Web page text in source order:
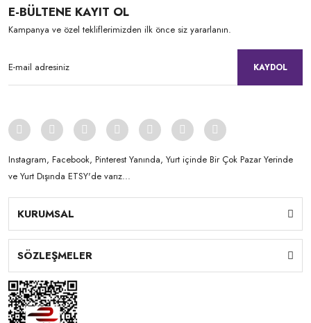
E-BÜLTENE KAYIT OL
Kampanya ve özel tekliflerimizden ilk önce siz yararlanın.
KAYDOL
Instagram, Facebook, Pinterest Yanında, Yurt içinde Bir Çok Pazar Yerinde
ve Yurt Dışında ETSY'de varız...
KURUMSAL
SÖZLEŞMELER